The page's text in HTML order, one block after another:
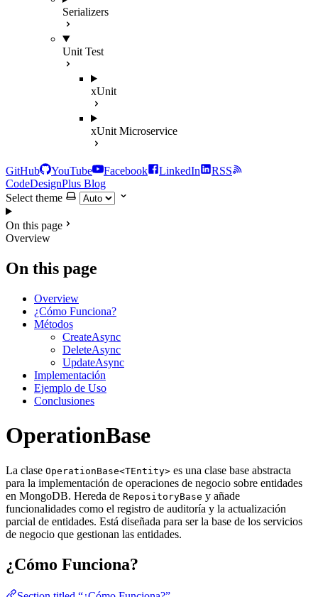
Serializers
Unit Test
xUnit
xUnit Microservice
GitHub YouTube Facebook LinkedIn
RSS
CodeDesignPlus Blog
Select theme
On this page
Overview
On this page
Overview
¿Cómo Funciona?
Métodos
CreateAsync
DeleteAsync
UpdateAsync
Implementación
Ejemplo de Uso
Conclusiones
OperationBase
La clase OperationBase<TEntity> es una clase base abstracta
para la implementación de operaciones de negocio sobre entidades
en MongoDB. Hereda de RepositoryBase y añade
funcionalidades como el registro de auditoría y la actualización
parcial de entidades. Está diseñada para ser la base de los servicios
de negocio que gestionan las entidades.
¿Cómo Funciona?